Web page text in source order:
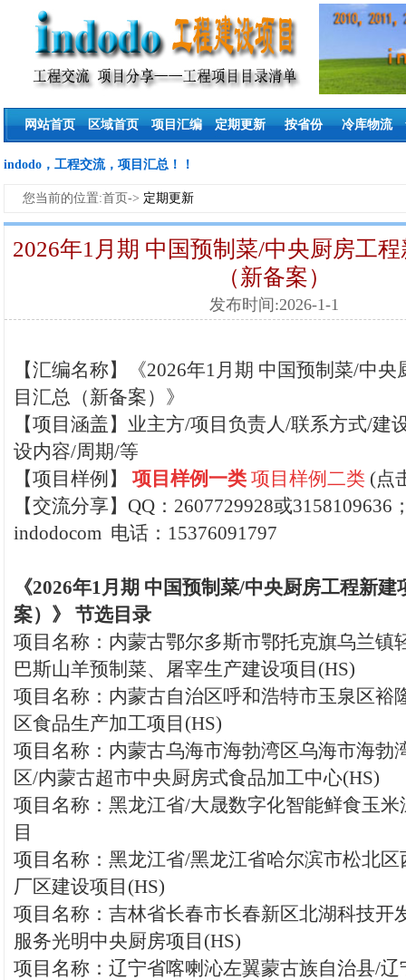
网站首页 区域首页 项目汇编 定期更新 按省份 冷库物流
indodo，工程交流，项目汇总！！
您当前的位置:首页-> 定期更新
2026年1月期 中国预制菜/中央厨房工
（新备案）
发布时间:2026-1-1
【汇编名称】《2026年1月期 中国预制菜/中
目汇总（新备案）》
【项目涵盖】业主方/项目负责人/联系方式/建
设内容/周期/等
【项目样例】 项目样例一类 项目样例二类 (点
【交流分享】QQ：2607729928或3158109636
indodocom 电话：15376091797
《2026年1月期 中国预制菜/中央厨房工程新
案）》 节选目录
项目名称：内蒙古鄂尔多斯市鄂托克旗乌兰镇
巴斯山羊预制菜、屠宰生产建设项目(HS)
项目名称：内蒙古自治区呼和浩特市玉泉区裕
区食品生产加工项目(HS)
项目名称：内蒙古乌海市海勃湾区乌海市海勃
区/内蒙古超市中央厨房式食品加工中心(HS)
项目名称：黑龙江省/大晟数字化智能鲜食玉
目
项目名称：黑龙江省/黑龙江省哈尔滨市松北
厂区建设项目(HS)
项目名称：吉林省长春市长春新区北湖科技开
服务光明中央厨房项目(HS)
项目名称：辽宁省喀喇沁左翼蒙古族自治县/辽